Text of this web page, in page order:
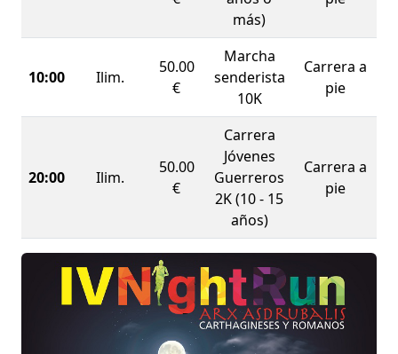
para la carrera de “jóvenes guerreros”.
más)
10:00 Ilim.
50.00
€
Marcha
senderista
10K
Carrera a
pie
20:00 Ilim.
50.00
€
Carrera
Jóvenes
Guerreros
2K (10 - 15
años)
Carrera a
pie